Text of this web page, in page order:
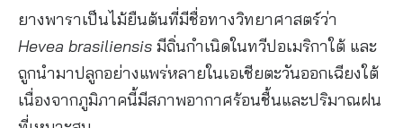
ลดแรงสั่นสะเทือน
ขึ้นรูปเป็นผลิตภัณฑ์ได้หลากหลาย
เป็นวัตถุดิบจากทรัพยากรหมุนเวียน
การปลูกยางพาราให้เหมาะสมกับพื้นที่
ยางพาราเป็นไม้ยืนต้นที่มีชื่อทางวิทยาศาสตร์ว่า
Hevea brasiliensis มีถิ่นกำเนิดในทวีปอเมริกาใต้ และ
ถูกนำมาปลูกอย่างแพร่หลายในเอเชียตะวันออกเฉียงใต้
เนื่องจากภูมิภาคนี้มีสภาพอากาศร้อนชื้นและปริมาณฝน